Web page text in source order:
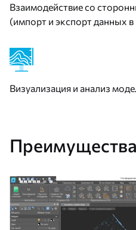
Взаимодействие со
(импорт и экспорт данных
Визуализация и анализ